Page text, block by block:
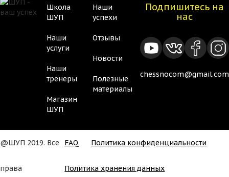
Нижнее
меню
Школа
ШУП
Наши
услуги
Наши
тренеры
Магазин
ШУП
Нижнее
меню
Наши
успехи
Отзывы
Новости
Полезные
материалы
Подпишитесь на
нас
chessnocom@gmail.com
@ШУП 2019. Все
права
Подвал
FAQ Политика конфиденциальности
Политика хранения данных